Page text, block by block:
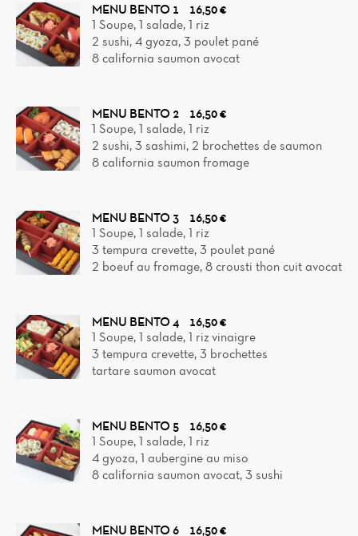
MENU BENTO 1
16,50 €
1 Soupe, 1 salade, 1 riz
2 sushi, 4 gyoza, 3 poulet pané
8 california saumon avocat
MENU BENTO 2
16,50 €
1 Soupe, 1 salade, 1 riz
2 sushi, 3 sashimi, 2 brochettes de saumon
8 california saumon fromage
MENU BENTO 3
16,50 €
1 Soupe, 1 salade, 1 riz
3 tempura crevette, 3 poulet pané
2 boeuf au fromage, 8 crousti thon cuit avocat
MENU BENTO 4
16,50 €
1 Soupe, 1 salade, 1 riz vinaigre
3 tempura crevette, 3 brochettes
tartare saumon avocat
MENU BENTO 5
16,50 €
1 Soupe, 1 salade, 1 riz
4 gyoza, 1 aubergine au miso
8 california saumon avocat, 3 sushi
MENU BENTO 6 16,50 €